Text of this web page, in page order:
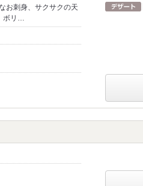
お刺身、サクサクの天
ボリ…